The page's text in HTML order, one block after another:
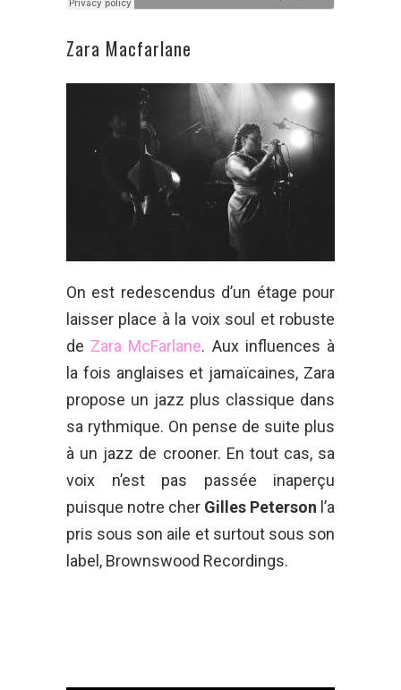
Zara Macfarlane
On est redescendus d’un étage pour
laisser place à la voix soul et robuste
de Zara McFarlane. Aux influences à
la fois anglaises et jamaïcaines, Zara
propose un jazz plus classique dans
sa rythmique. On pense de suite plus
à un jazz de crooner. En tout cas, sa
voix n’est pas passée inaperçu
puisque notre cher Gilles Peterson l’a
pris sous son aile et surtout sous son
label, Brownswood Recordings.